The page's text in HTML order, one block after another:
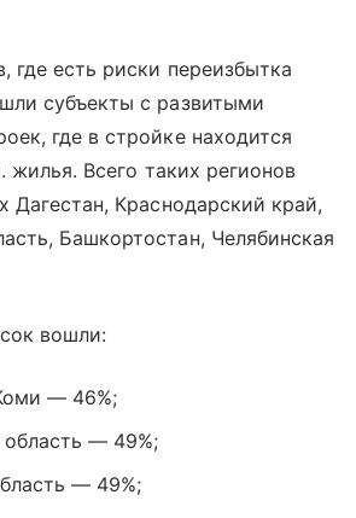
где есть риски переизбытка
субъекты с развитыми
где в стройке находится
жилья. Всего таких регионов
Дагестан, Краснодарский край,
Башкортостан, Челябинская
вошли:
— 46%;
область — 49%;
— 49%;